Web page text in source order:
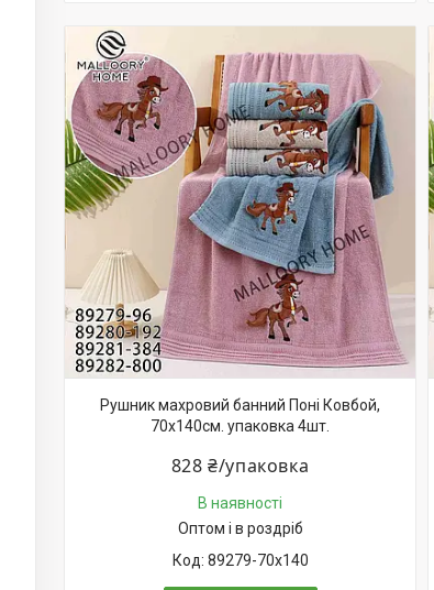
Рушник махровий банний Поні Ковбой,
70х140см. упаковка 4шт.
828 ₴/упаковка
В наявності
Оптом і в роздріб
89279-70х140